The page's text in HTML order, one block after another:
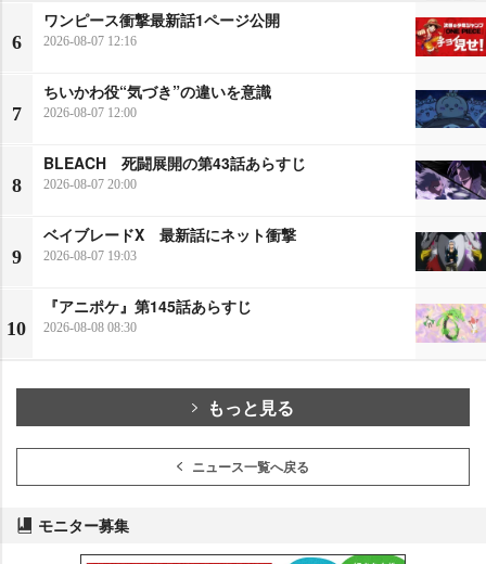
6
ワンピース衝撃最新話1ページ公開
2026-08-07 12:16
7
ちいかわ役“気づき”の違いを意識
2026-08-07 12:00
8
BLEACH 死闘展開の第43話あらすじ
2026-08-07 20:00
9
ベイブレードX 最新話にネット衝撃
2026-08-07 19:03
10
『アニポケ』第145話あらすじ
2026-08-08 08:30
もっと見る
ニュース一覧へ戻る
モニター募集